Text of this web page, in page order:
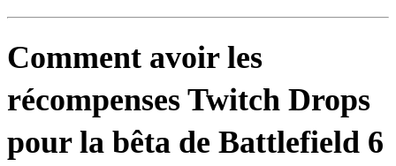
Comment avoir les
récompenses Twitch Drops
pour la bêta de Battlefield 6